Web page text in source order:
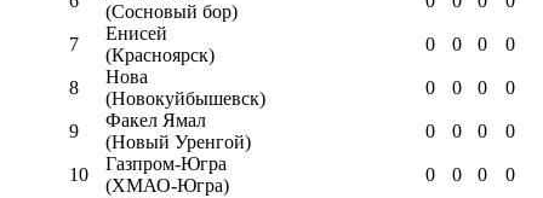
(Сосновый бор)
7
Енисей
(Красноярск)
0 0 0 0
8
Нова
(Новокуйбышевск)
0 0 0 0
9
Факел Ямал
(Новый Уренгой)
0 0 0 0
10
Газпром-Югра
(ХМАО-Югра)
0 0 0 0